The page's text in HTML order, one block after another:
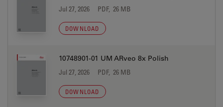
Jul 27, 2026 PDF, 26 MB
DOWNLOAD
10748901-01 UM ARveo 8x Polish
Jul 27, 2026 PDF, 26 MB
DOWNLOAD